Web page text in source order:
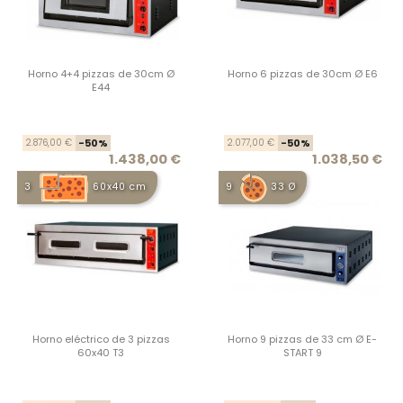
Horno 4+4 pizzas de 30cm Ø
E44
Precio base
2.876,00 € -50%
1.438,00 €
Horno 6 pizzas de 30cm Ø E6
2.077,00 € -50%
1.038,50 €
3 60x40 cm
Horno eléctrico de 3 pizzas
60x40 T3
9 33 Ø
Horno 9 pizzas de 33 cm Ø E-
START 9